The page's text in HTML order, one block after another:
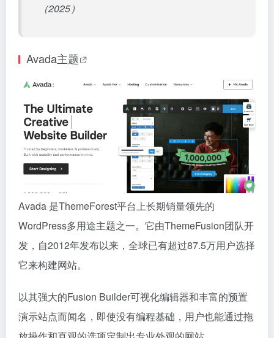
（2025）
Avada主题
Avada 是ThemeForest平台上长期销量领先的
WordPress多用途主题之一。它由ThemeFusion团队开
发，自2012年发布以来，全球已有超过87.5万用户选择
它来构建网站。
以其强大的Fusion Builder可视化编辑器和丰富的预置
演示站点而闻名，即使没有编程基础，用户也能通过拖